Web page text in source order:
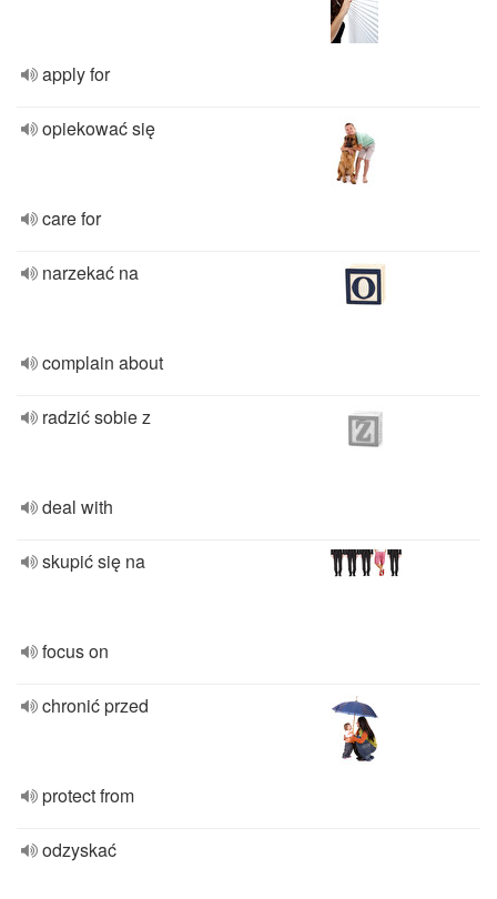
apply for
opiekować się
care for
narzekać na
complain about
radzić sobie z
deal with
skupić się na
focus on
chronić przed
protect from
odzyskać